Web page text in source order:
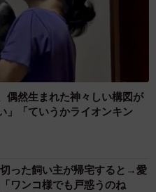
偶然生まれた神々しい構図が
」「ていうかライオンキン
った飼い主が帰宅すると→愛
ワンコ様でも戸惑うのね